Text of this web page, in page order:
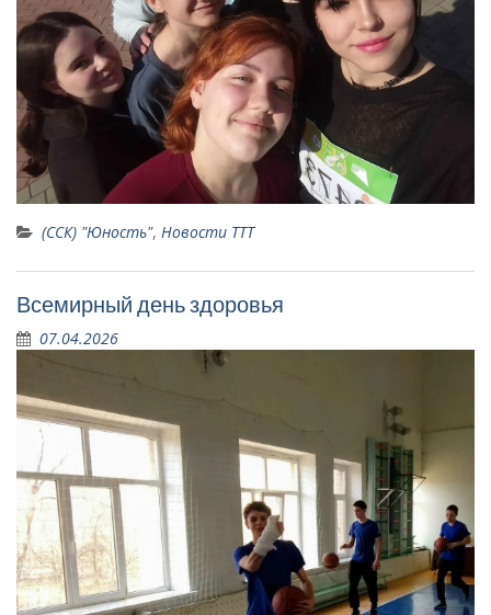
(ССК) "Юность", Новости ТТТ
Всемирный день здоровья
07.04.2026